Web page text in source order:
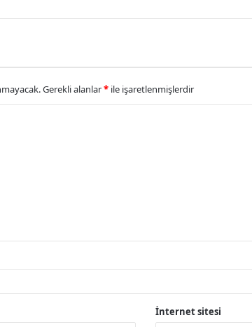
Gerekli alanlar* ile işaretlenmişlerdir
İnternet sitesi